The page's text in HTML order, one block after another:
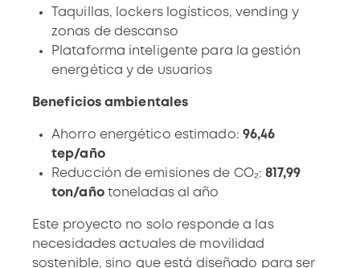
Taquillas, lockers logísticos, vending y
zonas de descanso
Plataforma inteligente para la gestión
energética y de usuarios
Beneficios ambientales
Ahorro energético estimado: 96,46
tep/año
Reducción de emisiones de CO₂:817,99
ton/añotoneladas al año
Este proyecto no solo responde a las
necesidades actuales de movilidad
sostenible, sino que está diseñado para ser